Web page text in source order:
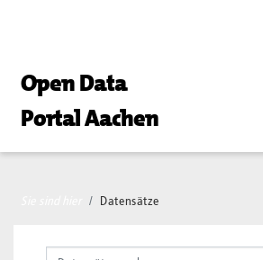
Open Data
Portal Aachen
Datensätze